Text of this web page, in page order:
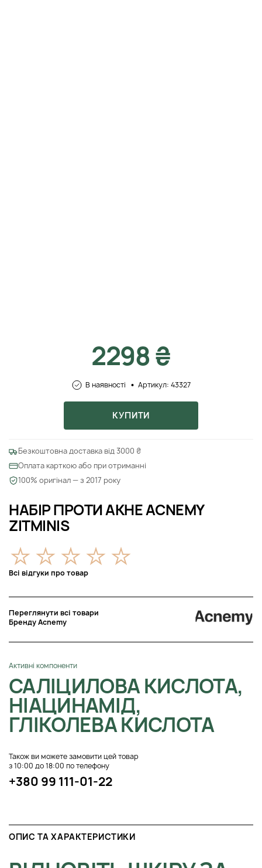
НАБІР ПРОТИ АКНЕ ACNEMY
ZITMINIS
Всі відгуки про товар
Переглянути всі товари
Бренду Acnemy
Активні компоненти
САЛІЦИЛОВА КИСЛОТА,
НІАЦИНАМІД,
ГЛІКОЛЕВА КИСЛОТА
Також ви можете замовити цей товар
з 10:00 до 18:00 по телефону
+380 99 111-01-22
2298 ₴
В наявності Артикул: 43327
КУПИТИ
Безкоштовна доставка від 3000 ₴
Оплата карткою або при отриманні
100% оригінал — з 2017 року
ОПИС ТА ХАРАКТЕРИСТИКИ